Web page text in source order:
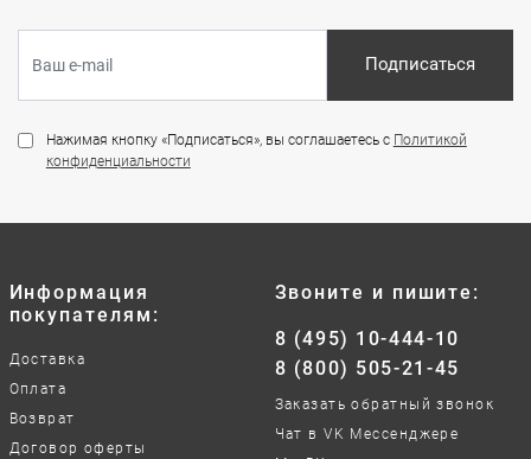
Подписаться
Нажимая кнопку «Подписаться», вы соглашаетесь с Политикой
конфиденциальности
Информация
покупателям:
Доставка
Оплата
Возврат
Договор оферты
Звоните и пишите:
8 (495) 10-444-10
8 (800) 505-21-45
Заказать обратный звонок
Чат в VK Мессенджере